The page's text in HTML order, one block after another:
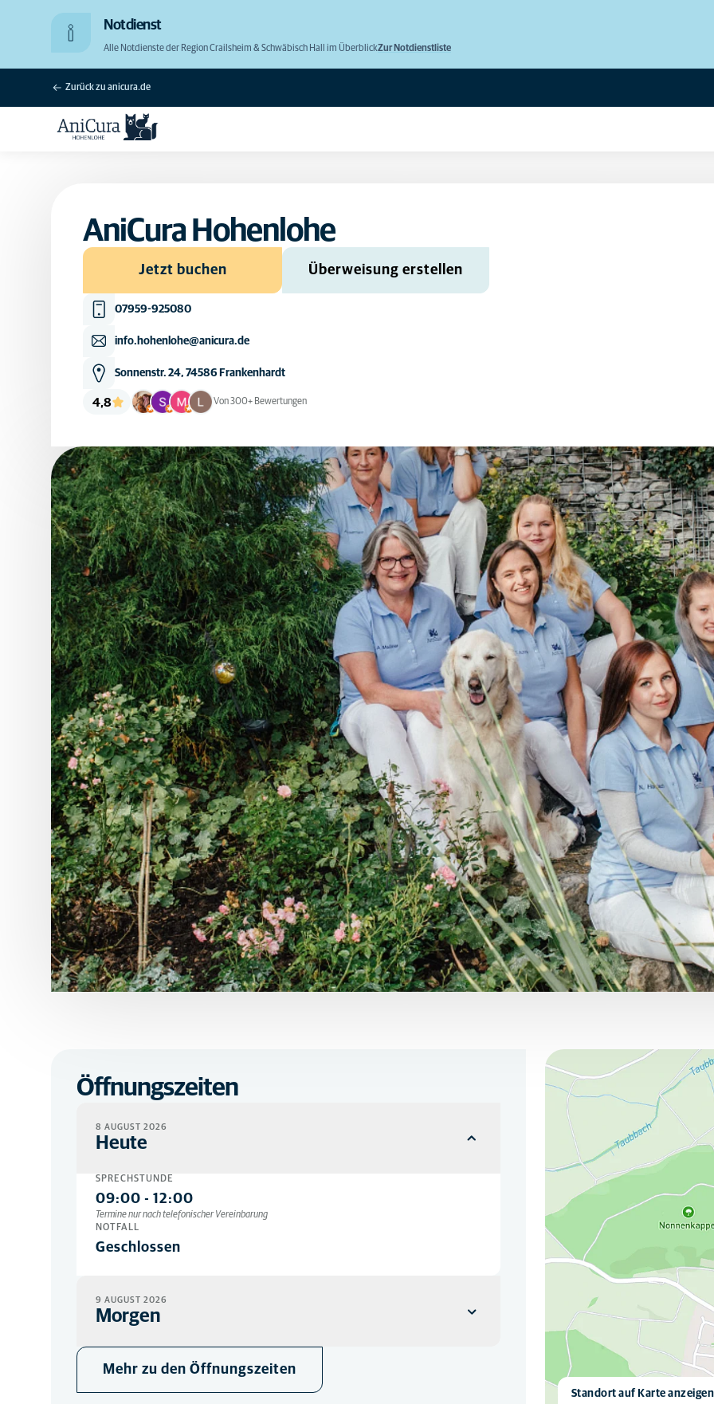
Notdienst
Alle Notdienste der Region Crailsheim & Schwäbisch Hall im ÜberblickZur Notdienstliste
Zurück zu anicura.de
AniCura Hohenlohe
Jetzt buchen Überweisung erstellen
07959-925080
info.hohenlohe@anicura.de
Sonnenstr. 24, 74586 Frankenhardt
4,8 Von 300+ Bewertungen
Öffnungszeiten
8 AUGUST 2026
Heute
SPRECHSTUNDE
09:00 - 12:00
Termine nur nach telefonischer Vereinbarung
NOTFALL
Geschlossen
9 AUGUST 2026
Morgen
Geschlossen
Mehr zu den Öffnungszeiten
Hier finden Sie uns
Standort auf Karte anzeigen